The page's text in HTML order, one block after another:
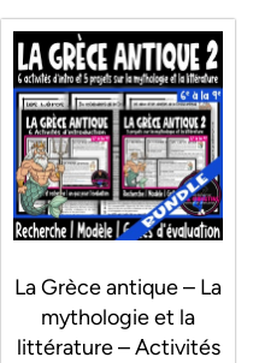
La Grèce antique – La
mythologie et la
littérature – Activités